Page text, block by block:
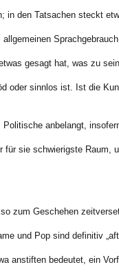
in den Tatsachen steckt
gesagt hat, was zu
oder sinnlos ist. Ist die
anbelangt,
für sie schwierigste
zum Geschehen
und Pop sind definitiv
anstiften bedeutet, ein